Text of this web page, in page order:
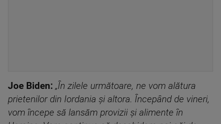
Joe Biden: „În zilele următoare, ne vom alătura
prietenilor din Iordania și altora. Începând de vineri,
vom începe să lansăm provizii și alimente în